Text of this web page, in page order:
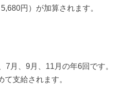
円）が加算されます。
7月、9月、11月の年6回です。
支給されます。